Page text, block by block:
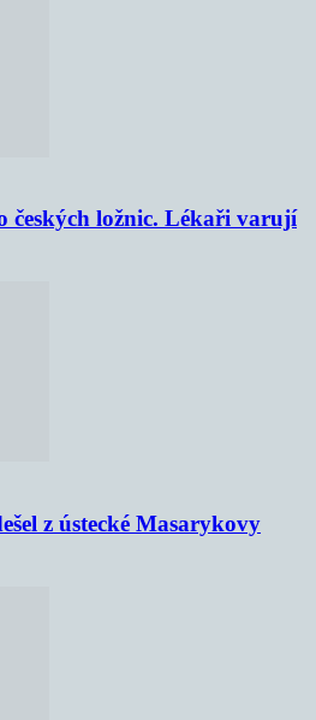
českých ložnic. Lékaři varují
z ústecké Masarykovy